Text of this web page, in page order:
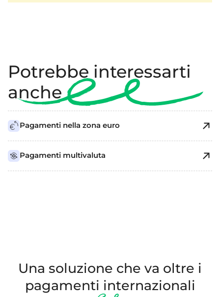
Potrebbe interessarti
anche
Pagamenti nella zona euro
Pagamenti multivaluta
Una soluzione che va oltre i
pagamenti internazionali